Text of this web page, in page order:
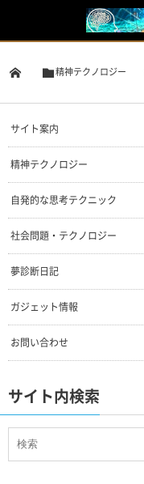
精神テクノロジー
サイト案内
精神テクノロジー
自発的な思考テクニック
社会問題・テクノロジー
夢診断日記
ガジェット情報
お問い合わせ
サイト内検索